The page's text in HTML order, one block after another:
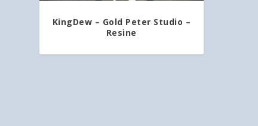
KingDew – Gold Peter Studio –
Resine